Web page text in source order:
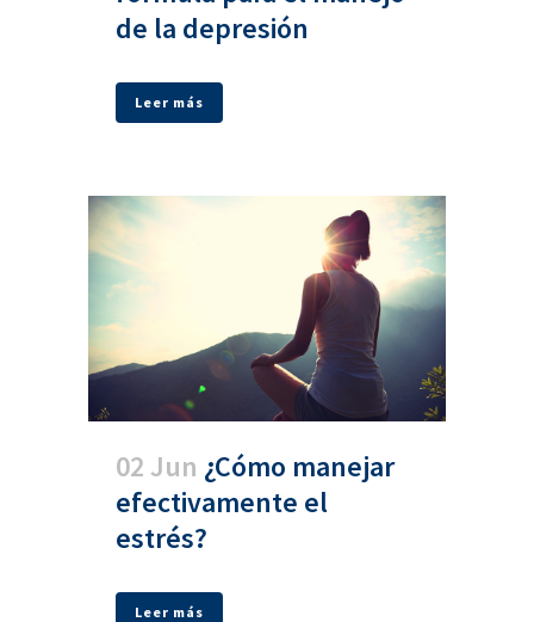
de la depresión
Leer más
02 Jun ¿Cómo manejar
efectivamente el
estrés?
Leer más